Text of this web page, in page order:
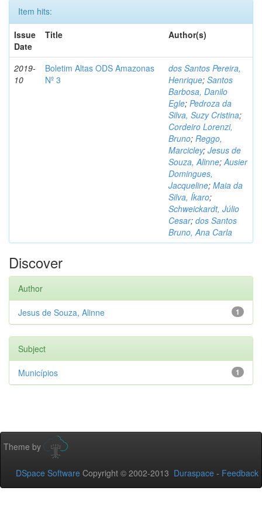
Item hits:
Issue
Date
Title Author(s)
2019-
10
Boletim Altas ODS Amazonas
Nº 3
dos Santos Pereira,
Henrique; Santos
Barbosa, Danilo
Egle; Pedroza da
Silva, Suzy Cristina;
Cordeiro Lorenzi,
Bruno; Reggo,
Marcicley; Jesus de
Souza, Alinne;Ausier
Domingues,
Jacqueline; Maia da
Silva, Íkaro;
Schweickardt, Júlio
Cesar; dos Santos
Bruno, Ana Carla
Discover
Author
1
Jesus de Souza, Alinne
Subject
1
Municípios
Theme by
DSpace Software Copyright © 2002-2013 Duraspace - Feedback